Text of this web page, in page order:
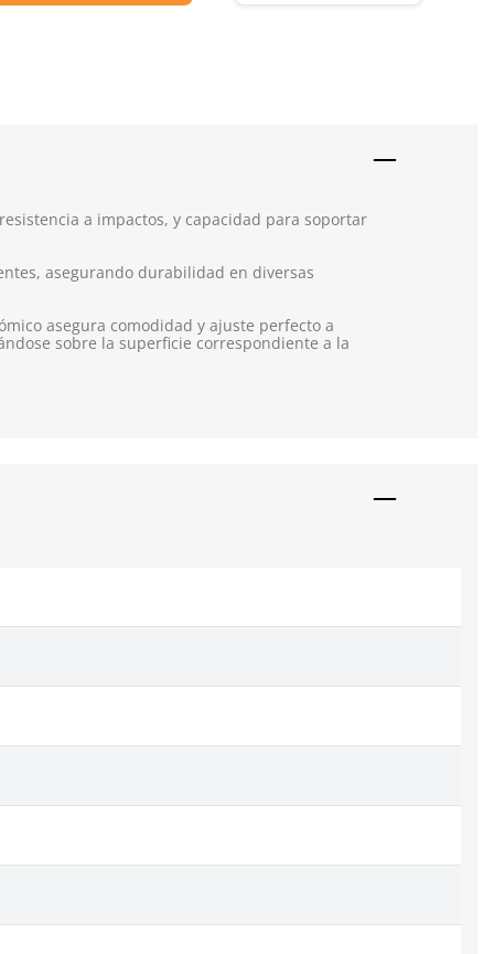
a impactos, y capacidad para soportar
asegurando durabilidad en diversas
asegura comodidad y ajuste perfecto a
sobre la superficie correspondiente a la